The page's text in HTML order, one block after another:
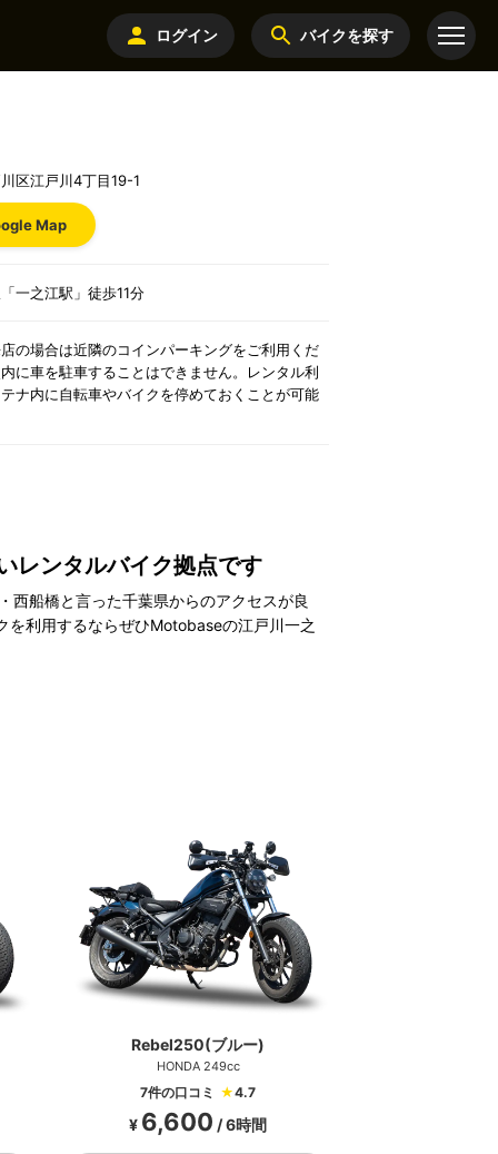
ログイン バイクを探す
区江戸川4丁目19-1
Map
一之江駅」徒歩11分
の場合は近隣のコインパーキングをご利用くだ
に車を駐車することはできません。レンタル利
ナ内に自転車やバイクを停めておくことが可能
レンタルバイク拠点です
西船橋と言った千葉県からのアクセスが良
利用するならぜひMotobaseの江戸川一之
Rebel250(ブルー)
HONDA 249cc
7件の口コミ ★4.7
¥ 6,600 / 6時間